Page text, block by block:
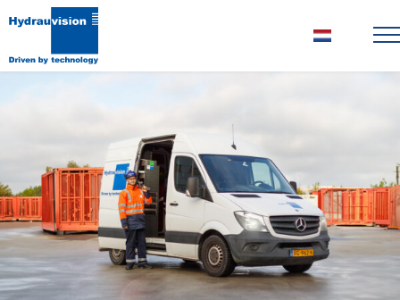
Nederlands